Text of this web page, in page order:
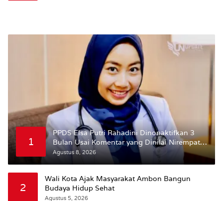
1
PPDS Elsa Putri Rahadini Dinonaktifkan 3
Bulan Usai Komentar yang Dinilai Nirempati
ke Pasien BPJS
Agustus 8, 2026
2
Wali Kota Ajak Masyarakat Ambon Bangun
Budaya Hidup Sehat
Agustus 5, 2026